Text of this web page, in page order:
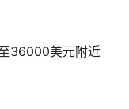
36000美元附近